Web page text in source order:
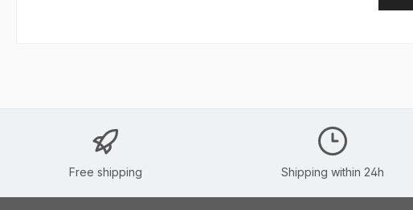
Free shipping Shipping within 24h